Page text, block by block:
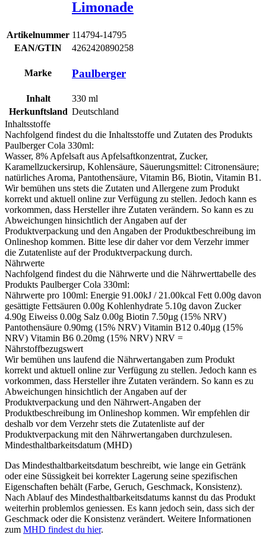
Limonade
Artikelnummer 114794-14795
EAN/GTIN
4262420890258
Marke Paulberger
Inhalt 330 ml
Herkunftsland Deutschland
Inhaltsstoffe
Nachfolgend findest du die Inhaltsstoffe und Zutaten des Produkts
Paulberger Cola 330ml:
Wasser, 8% Apfelsaft aus Apfelsaftkonzentrat, Zucker,
Karamellzuckersirup, Kohlensäure, Säuerungsmittel: Citronensäure;
natürliches Aroma, Pantothensäure, Vitamin B6, Biotin, Vitamin B1.
Wir bemühen uns stets die Zutaten und Allergene zum Produkt
korrekt und aktuell online zur Verfügung zu stellen. Jedoch kann es
vorkommen, dass Hersteller ihre Zutaten verändern. So kann es zu
Abweichungen hinsichtlich der Angaben auf der
Produktverpackung und den Angaben der Produktbeschreibung im
Onlineshop kommen. Bitte lese dir daher vor dem Verzehr immer
die Zutatenliste auf der Produktverpackung durch.
Nährwerte
Nachfolgend findest du die Nährwerte und die Nährwerttabelle des
Produkts Paulberger Cola 330ml:
Nährwerte pro 100ml: Energie 91.00kJ / 21.00kcal Fett 0.00g davon
gesättigte Fettsäuren 0.00g Kohlenhydrate 5.10g davon Zucker
4.90g Eiweiss 0.00g Salz 0.00g Biotin 7.50µg (15% NRV)
Pantothensäure 0.90mg (15% NRV) Vitamin B12 0.40µg (15%
NRV) Vitamin B6 0.20mg (15% NRV) NRV =
Nährstoffbezugswert
Wir bemühen uns laufend die Nährwertangaben zum Produkt
korrekt und aktuell online zur Verfügung zu stellen. Jedoch kann es
vorkommen, dass Hersteller ihre Zutaten verändern. So kann es zu
Abweichungen hinsichtlich der Angaben auf der
Produktverpackung und den Nährwert-Angaben der
Produktbeschreibung im Onlineshop kommen. Wir empfehlen dir
deshalb vor dem Verzehr stets die Zutatenliste auf der
Produktverpackung mit den Nährwertangaben durchzulesen.
Mindesthaltbarkeitsdatum (MHD)
Das Mindesthaltbarkeitsdatum beschreibt, wie lange ein Getränk
oder eine Süssigkeit bei korrekter Lagerung seine spezifischen
Eigenschaften behält (Farbe, Geruch, Geschmack, Konsistenz).
Nach Ablauf des Mindesthaltbarkeitsdatums kannst du das Produkt
weiterhin problemlos geniessen. Es kann jedoch sein, dass sich der
Geschmack oder die Konsistenz verändert. Weitere Informationen
zum MHD findest du hier.